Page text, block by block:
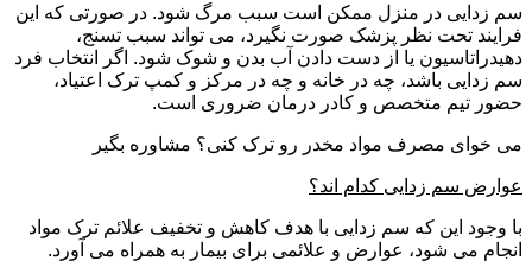
سم زدایی در منزل ممکن است سبب مرگ شود. در صورتی که این
فرایند تحت نظر پزشک صورت نگیرد، می تواند سبب تسنج،
دهیدراتاسیون یا از دست دادن آب بدن و شوک شود. اگر انتخاب فرد
سم زدایی باشد، چه در خانه و چه در مرکز و کمپ ترک اعتیاد،
حضور تیم متخصص و کادر درمان ضروری است.
می خوای مصرف مواد مخدر رو ترک کنی؟ مشاوره بگیر
عوارض سم زدایی کدام اند؟
با وجود این که سم زدایی با هدف کاهش و تخفیف علائم ترک مواد
انجام می شود، عوارض و علائمی برای بیمار به همراه می آورد.